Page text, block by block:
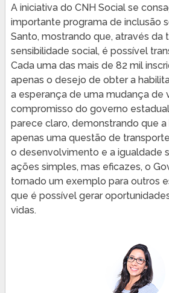
A iniciativa do CNH Social se
importante programa de inclusão
Santo, mostrando que, através da
sensibilidade social, é possível
Cada uma das mais de 82 mil
apenas o desejo de obter a
a esperança de uma mudança de
compromisso do governo
parece claro, demonstrando que
apenas uma questão de
o desenvolvimento e a igualdade
ações simples, mas eficazes, o
tornado um exemplo para outros
que é possível gerar
vidas.